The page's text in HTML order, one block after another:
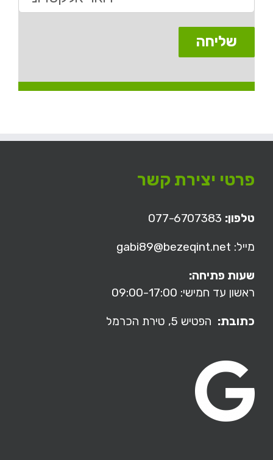
פרטי יצירת קשר
טלפון: 077-6707383
מייל: gabi89@bezeqint.net
שעות פתיחה:
ראשון עד חמישי: 09:00-17:00
כתובת: הפטיש 5, טירת הכרמל